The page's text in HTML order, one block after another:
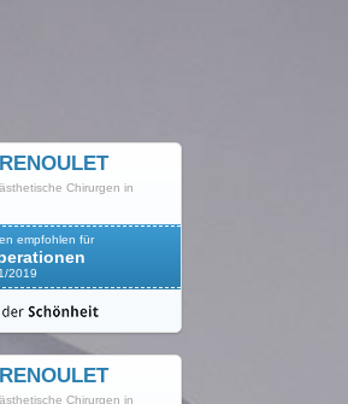
Chirurgen in
empfohlen für
2019
Chirurgen in